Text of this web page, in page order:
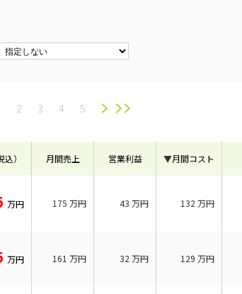
2 3 4 5
） 月間売上 営業利益 ▼月間コスト
万円 175 万円 43 万円 132 万円
万円 161 万円 32 万円 129 万円